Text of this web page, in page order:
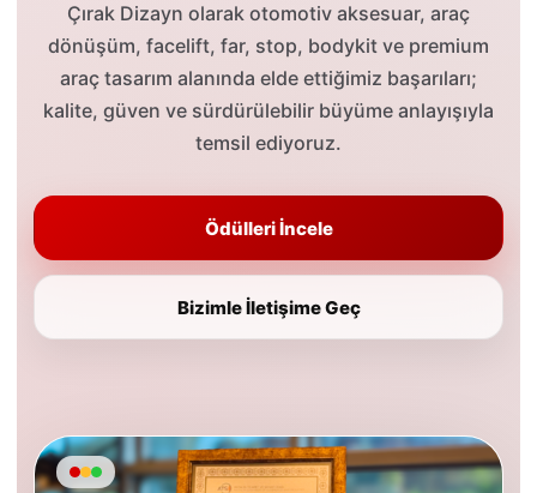
Çırak Dizayn olarak otomotiv aksesuar, araç
dönüşüm, facelift, far, stop, bodykit ve premium
araç tasarım alanında elde ettiğimiz başarıları;
kalite, güven ve sürdürülebilir büyüme anlayışıyla
temsil ediyoruz.
Ödülleri İncele
Bizimle İletişime Geç